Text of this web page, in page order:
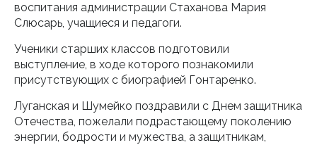
воспитания администрации Стаханова Мария
Слюсарь, учащиеся и педагоги.
Ученики старших классов подготовили
выступление, в ходе которого познакомили
присутствующих с биографией Гонтаренко.
Луганская и Шумейко поздравили с Днем защитника
Отечества, пожелали подрастающему поколению
энергии, бодрости и мужества, а защитникам,